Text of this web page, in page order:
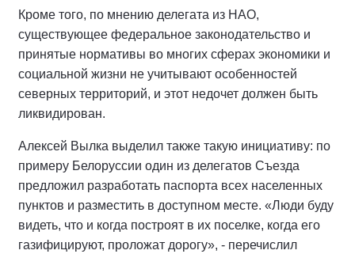
Кроме того, по мнению делегата из НАО,
существующее федеральное законодательство и
принятые нормативы во многих сферах экономики и
социальной жизни не учитывают особенностей
северных территорий, и этот недочет должен быть
ликвидирован.
Алексей Вылка выделил также такую инициативу: по
примеру Белоруссии один из делегатов Съезда
предложил разработать паспорта всех населенных
пунктов и разместить в доступном месте. «Люди буду
видеть, что и когда построят в их поселке, когда его
газифицируют, проложат дорогу», - перечислил